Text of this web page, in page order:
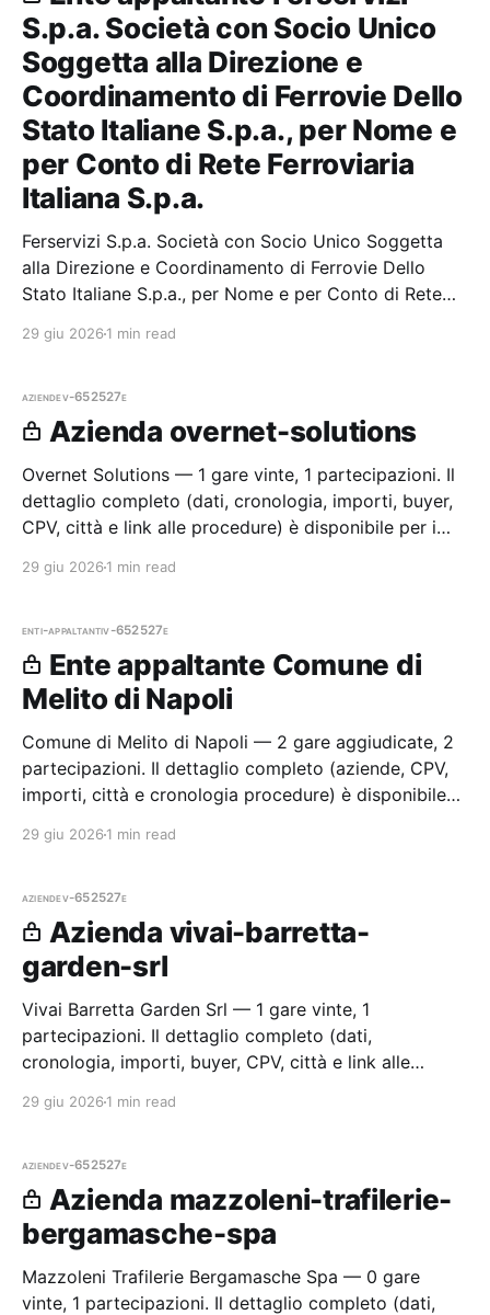
S.p.a. Società con Socio Unico
Soggetta alla Direzione e
Coordinamento di Ferrovie Dello
Stato Italiane S.p.a., per Nome e
per Conto di Rete Ferroviaria
Italiana S.p.a.
Ferservizi S.p.a. Società con Socio Unico Soggetta
alla Direzione e Coordinamento di Ferrovie Dello
Stato Italiane S.p.a., per Nome e per Conto di Rete
partecipazioni.
29 giu 2026 1 min read
aziendev-652527e
Azienda overnet-solutions
Overnet Solutions — 1 gare vinte, 1 partecipazioni. Il
dettaglio completo (dati, cronologia, importi, buyer,
CPV, città e link alle procedure) è disponibile per i
29 giu 2026 1 min read
enti-appaltantiv-652527e
Ente appaltante Comune di
Melito di Napoli
Comune di Melito di Napoli — 2 gare aggiudicate, 2
partecipazioni. Il dettaglio completo (aziende, CPV,
importi, città e cronologia procedure) è disponibile
29 giu 2026 1 min read
aziendev-652527e
Azienda vivai-barretta-
garden-srl
Vivai Barretta Garden Srl — 1 gare vinte, 1
partecipazioni. Il dettaglio completo (dati,
cronologia, importi, buyer, CPV, città e link alle
29 giu 2026 1 min read
aziendev-652527e
Azienda mazzoleni-trafilerie-
bergamasche-spa
Mazzoleni Trafilerie Bergamasche Spa — 0 gare
vinte, 1 partecipazioni. Il dettaglio completo (dati,